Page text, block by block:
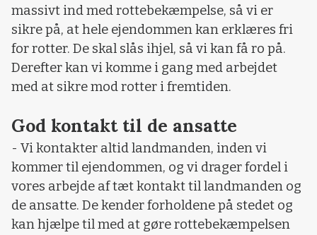
massivt ind med rottebekæmpelse, så vi er
sikre på, at hele ejendommen kan erklæres fri
for rotter. De skal slås ihjel, så vi kan få ro på.
Derefter kan vi komme i gang med arbejdet
med at sikre mod rotter i fremtiden.
God kontakt til de ansatte
- Vi kontakter altid landmanden, inden vi
kommer til ejendommen, og vi drager fordel i
vores arbejde af tæt kontakt til landmanden og
de ansatte. De kender forholdene på stedet og
kan hjælpe til med at gøre rottebekæmpelsen